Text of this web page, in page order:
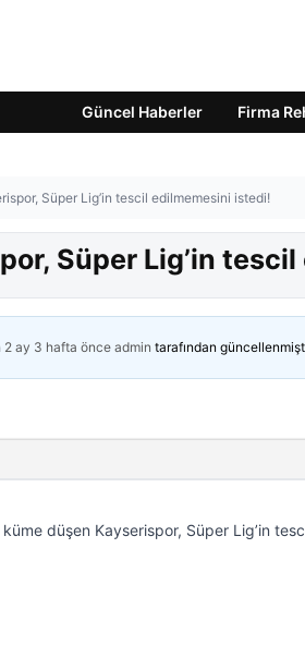
Güncel Haberler Firma
Süper Lig’in tescil edilmemesini istedi!
Süper Lig’in
2 ay 3 hafta önce admin tarafından
düşen Kayserispor, Süper Lig’in